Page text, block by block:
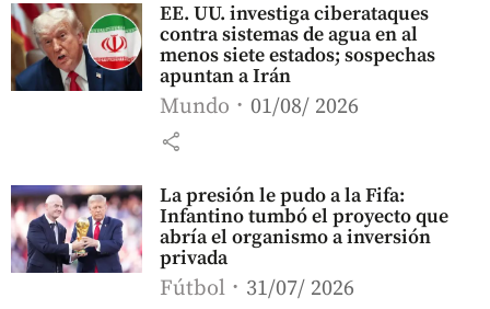
EE. UU. investiga ciberataques
contra sistemas de agua en al
menos siete estados; sospechas
apuntan a Irán
Mundo 01/08/ 2026
share
La presión le pudo a la Fifa:
Infantino tumbó el proyecto que
abría el organismo a inversión
privada
Fútbol 31/07/ 2026